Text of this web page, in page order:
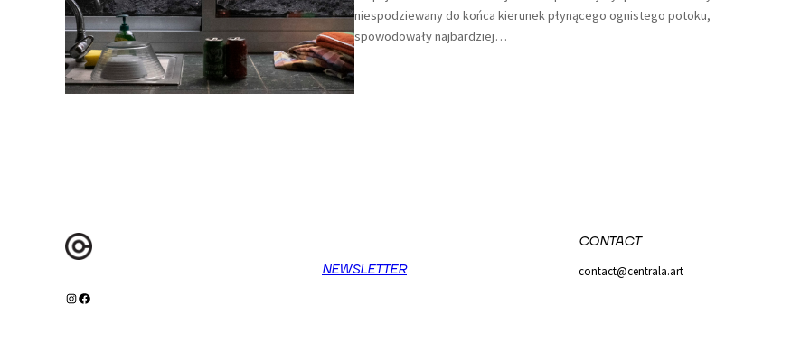
niespodziewany do końca kierunek płynącego ognistego potoku,
spowodowały najbardziej…
Instagram Facebook
NEWSLETTER
CONTACT
contact@centrala.art